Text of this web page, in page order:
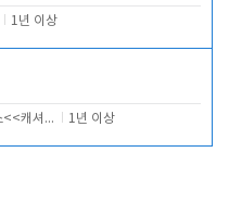
1년 이상
베팅.,청소<<캐셔 모셔봅니다. 1년 이상